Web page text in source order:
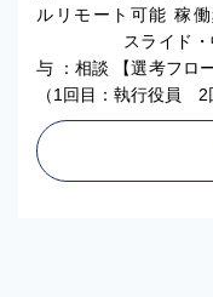
ルリモート可能 稼
スライド・中抜
与 ：相談 【選考フロ
（1回目：執行役員 2